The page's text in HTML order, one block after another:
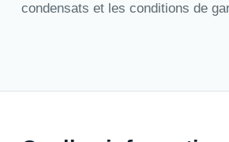
condensats et les conditions de